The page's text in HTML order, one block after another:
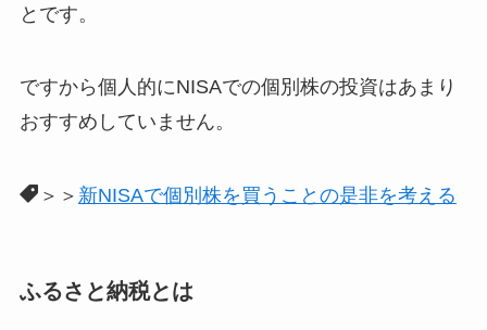
とです。
ですから個人的にNISAでの個別株の投資はあまり
おすすめしていません。
＞＞ 新NISAで個別株を買うことの是非を考える
ふるさと納税とは